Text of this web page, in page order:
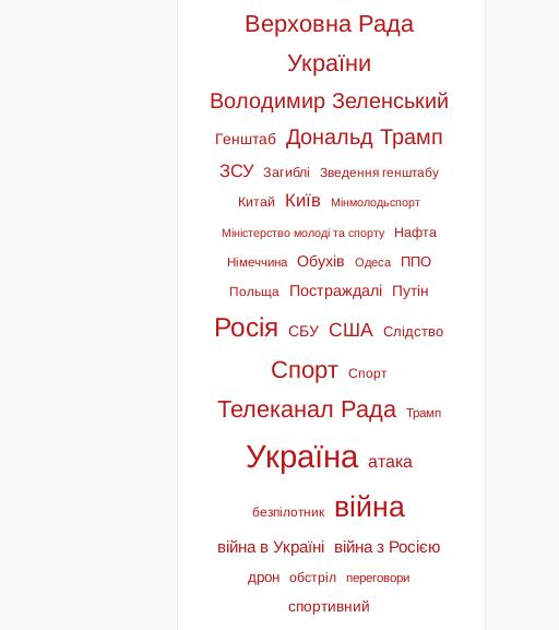
Верховна Рада
України
Володимир Зеленський
Генштаб Дональд Трамп
ЗСУ Загиблі
Зведення генштабу
Китай
Київ Мінмолодьспорт
Міністерство молоді та спорту Нафта
Німеччина Обухів Одеса ППО
Польща Постраждалі Путін
Росія СБУ США Слідство
Спорт Спорт
Телеканал Рада Трамп
Україна атака
безпілотник війна
війна в Україні війна з Росією
дрон обстріл переговори
спортивний